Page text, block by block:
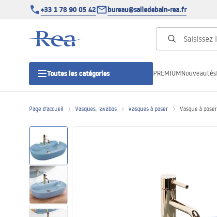
+33 1 78 90 05 42 bureau@salledebain-rea.fr
Toutes les catégories
Portes de douche
Caniveaux de douche
PREMIUMNouveautés
Page d'accueil Vasques, lavabos Vasques à poser Vasque à